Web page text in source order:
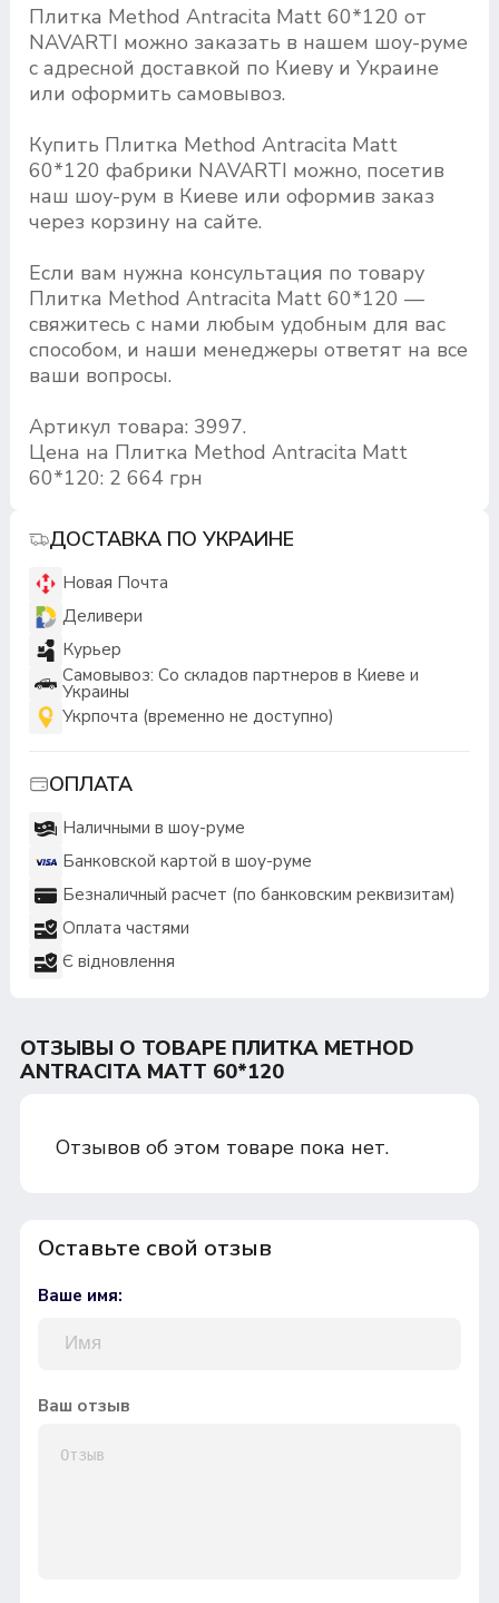
Плитка Method Antracita Matt 60*120 от
NAVARTI можно заказать в нашем шоу-руме
с адресной доставкой по Киеву и Украине
или оформить самовывоз.
Купить Плитка Method Antracita Matt
60*120 фабрики NAVARTI можно, посетив
наш шоу-рум в Киеве или оформив заказ
через корзину на сайте.
Если вам нужна консультация по товару
Плитка Method Antracita Matt 60*120 —
свяжитесь с нами любым удобным для вас
способом, и наши менеджеры ответят на все
ваши вопросы.
Артикул товара: 3997.
Цена на Плитка Method Antracita Matt
60*120: 2 664 грн
ДОСТАВКА ПО УКРАИНЕ
Новая Почта
Деливери
Курьер
Самовывоз: Со складов партнеров в Киеве и
Украины
Укрпочта (временно не доступно)
ОПЛАТА
Наличными в шоу-руме
Банковской картой в шоу-руме
Безналичный расчет (по банковским реквизитам)
Оплата частями
Є відновлення
ОТЗЫВЫ О ТОВАРЕ ПЛИТКА METHOD
ANTRACITA MATT 60*120
Отзывов об этом товаре пока нет.
Оставьте свой отзыв
Ваше имя:
Ваш отзыв